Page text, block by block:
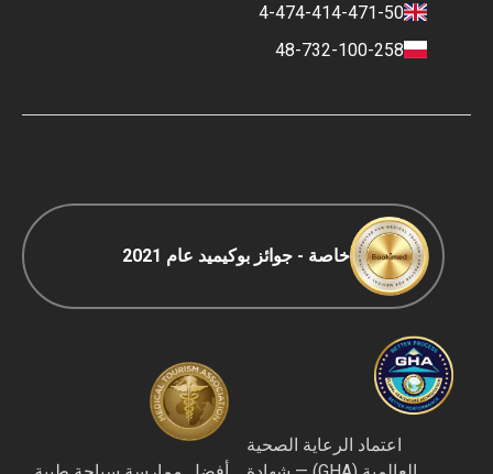
شروط الدفع والإيداع
سياسة التحرير
4-474-414-471-50
48-732-100-258
خاصة - جوائز بوكيميد عام 2021
اعتماد الرعاية الصحية